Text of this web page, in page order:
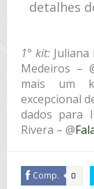
detalhes
1° kit:Juliana
Medeiros –
mais um
excepcional
dados para
Rivera – @
Comp. 0